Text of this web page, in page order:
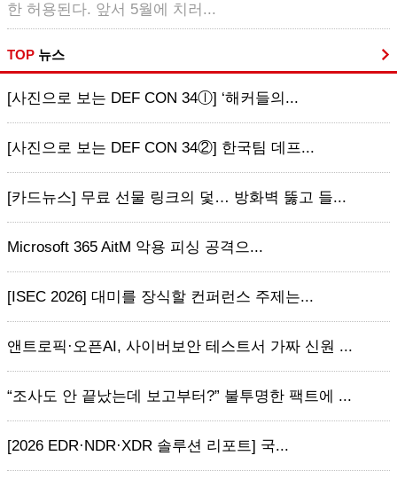
한 허용된다. 앞서 5월에 치러...
TOP 뉴스
[사진으로 보는 DEF CON 34ⓛ] ‘해커들의...
[사진으로 보는 DEF CON 34②] 한국팀 데프...
[카드뉴스] 무료 선물 링크의 덫… 방화벽 뚫고 들...
Microsoft 365 AitM 악용 피싱 공격으...
[ISEC 2026] 대미를 장식할 컨퍼런스 주제는...
앤트로픽·오픈AI, 사이버보안 테스트서 가짜 신원 ...
“조사도 안 끝났는데 보고부터?” 불투명한 팩트에 ...
[2026 EDR·NDR·XDR 솔루션 리포트] 국...